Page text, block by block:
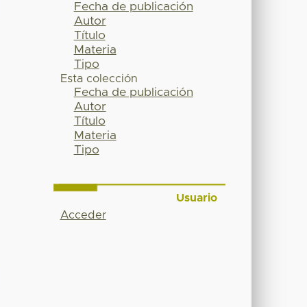
Fecha de publicación
Autor
Título
Materia
Tipo
Esta colección
Fecha de publicación
Autor
Título
Materia
Tipo
Usuario
Acceder